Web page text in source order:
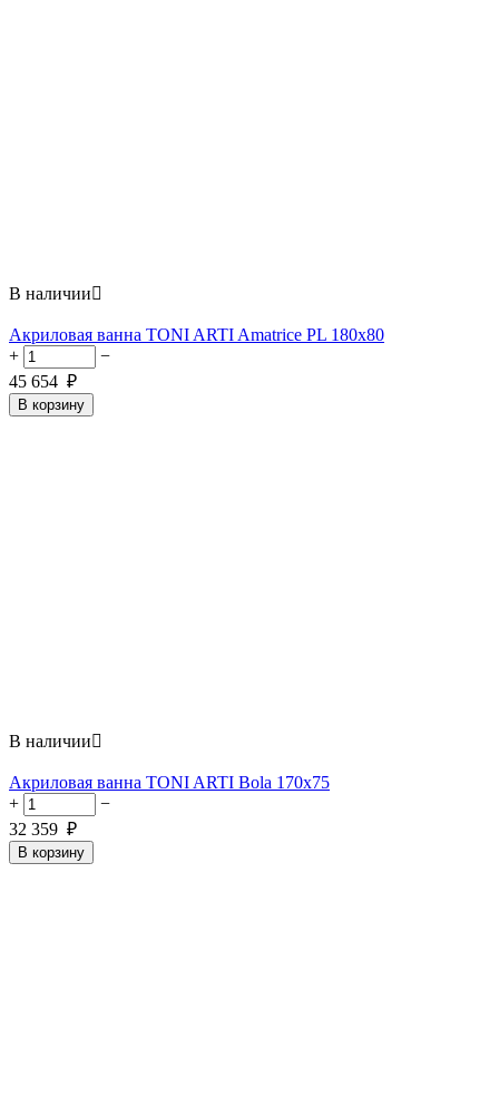
В наличии
Акриловая ванна TONI ARTI Amatrice PL 180x80
+
−
45 654 ₽
В корзину
В наличии
Акриловая ванна TONI ARTI Bola 170x75
+
−
32 359 ₽
В корзину